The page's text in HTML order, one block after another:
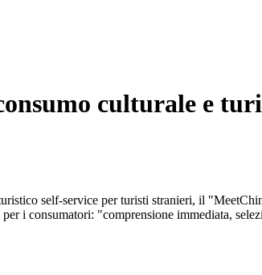
culturale e
self-service per turisti stranieri, il
i consumatori: "comprensione immediata,